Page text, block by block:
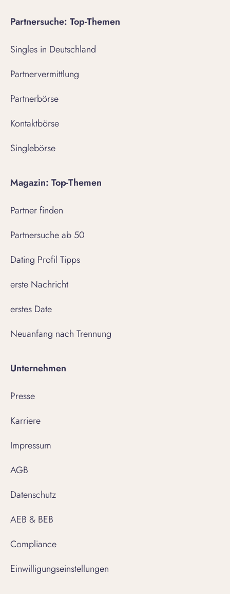
Partnersuche: Top-Themen
Singles in Deutschland
Partnervermittlung
Partnerbörse
Kontaktbörse
Singlebörse
Magazin: Top-Themen
Partner finden
Partnersuche ab 50
Dating Profil Tipps
erste Nachricht
erstes Date
Neuanfang nach Trennung
Unternehmen
Presse
Karriere
Impressum
AGB
Datenschutz
AEB & BEB
Compliance
Einwilligungseinstellungen